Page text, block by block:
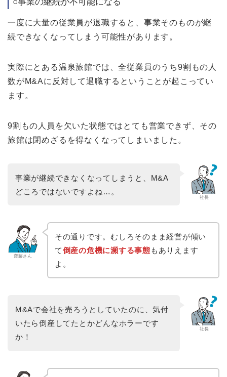
一度に大量の従業員が退職すると、事業そのものが継
続できなくなってしまう可能性があります。
実際にとある温泉旅館では、全従業員のうち9割もの人
数がM&Aに反対して退職するということが起こってい
ます。
9割もの人員を欠いた状態ではとても営業できず、その
旅館は閉めざるを得なくなってしまいました。
社長
事業が継続できなくなってしまうと、M&A
どころではないですよね…。
齋藤さん
その通りです。むしろそのまま経営が傾い
て倒産の危機に瀕する事態 もありえます
よ。
社長
M&Aで会社を売ろうとしていたのに、気付
いたら倒産してたとかどんなホラーです
か！